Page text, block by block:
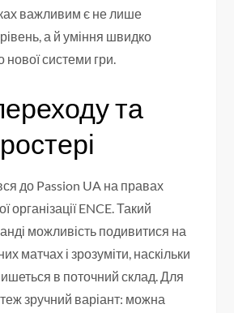
важливим є не лише
а й уміння швидко
нової системи гри.
та
до Passion UA на правах
організації ENCE. Такий
можливість подивитися на
матчах і зрозуміти, наскільки
в поточний склад. Для
зручний варіант: можна